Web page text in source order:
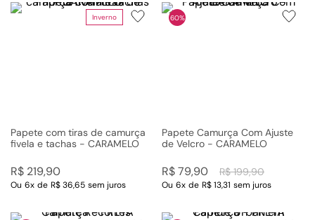
Inverno
Papete com tiras de camurça
fivela e tachas - CARAMELO
R$ 219,90
Ou 6x de R$ 36,65 sem juros
60%
Papete Camurça Com Ajuste
de Velcro - CARAMELO
R$ 199,90
R$79,90
Ou 6x de R$ 13,31 sem juros